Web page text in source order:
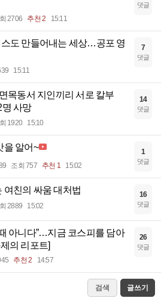
2706 추천 2 15:11
댓글
도 만들어내는 세상…공포 영
15:11
7
댓글
목동서 지인끼리 서로 칼부
사망
1920 15:10
14
댓글
을 알어~
조회 757 추천 1 15:02
1
댓글
여친의 싸움 대처법
2889 15:02
16
댓글
아니다”…지금 코스피를 담아
의 리포트]
추천 2 14:57
26
댓글
검색 글쓰기